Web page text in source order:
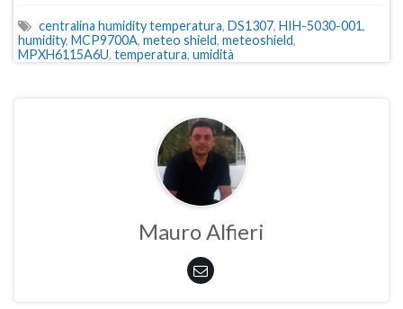
centralina humidity temperatura, DS1307, HIH-5030-001,
humidity, MCP9700A, meteo shield, meteoshield,
MPXH6115A6U, temperatura, umidità
Mauro Alfieri